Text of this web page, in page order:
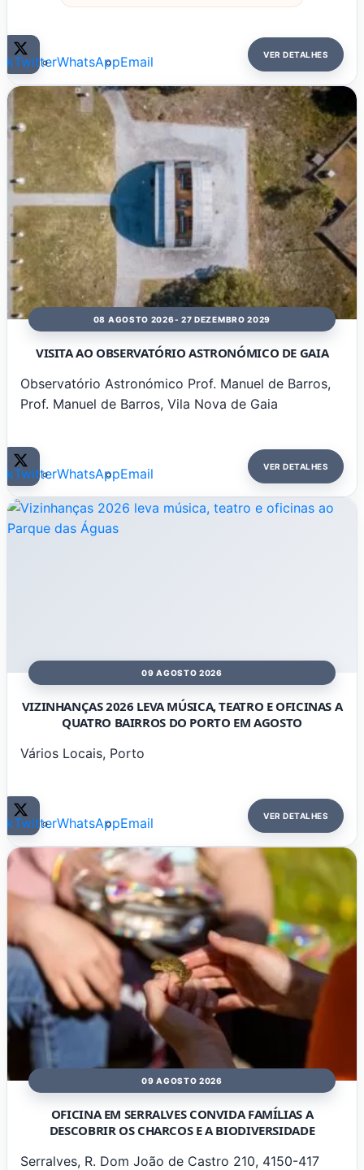
TwitterWhatsAppEmail VER DETALHES
08 AGOSTO 2026- 27 DEZEMBRO 2029
VISITA AO OBSERVATÓRIO ASTRONÓMICO DE GAIA
Observatório Astronómico Prof. Manuel de Barros,
Prof. Manuel de Barros, Vila Nova de Gaia
TwitterWhatsAppEmail VER DETALHES
09 AGOSTO 2026
VIZINHANÇAS 2026 LEVA MÚSICA, TEATRO E OFICINAS A
QUATRO BAIRROS DO PORTO EM AGOSTO
Vários Locais, Porto
TwitterWhatsAppEmail VER DETALHES
09 AGOSTO 2026
OFICINA EM SERRALVES CONVIDA FAMÍLIAS A
DESCOBRIR OS CHARCOS E A BIODIVERSIDADE
Serralves, R. Dom João de Castro 210, 4150-417